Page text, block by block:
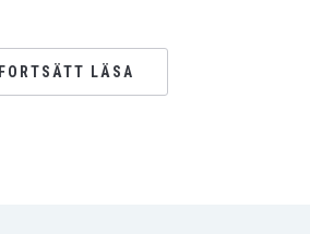
FORTSÄTT LÄSA